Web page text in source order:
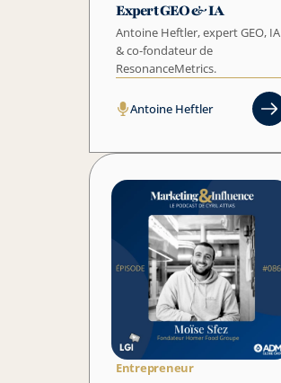
Expert GEO & IA
Antoine Heftler, expert GEO, IA
& co-fondateur de
Antoine Heftler
Entrepreneur